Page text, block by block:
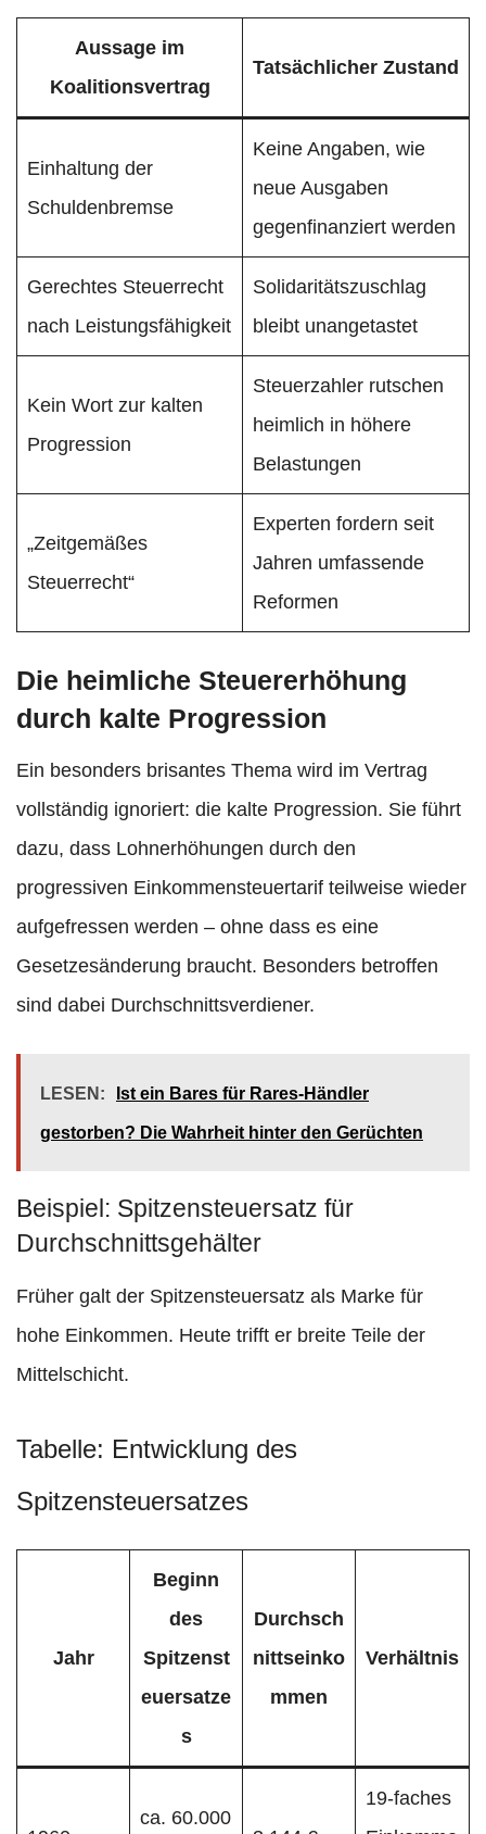
Aussage im
Koalitionsvertrag
Tatsächlicher Zustand
Einhaltung der
Schuldenbremse
Keine Angaben, wie
neue Ausgaben
gegenfinanziert werden
Gerechtes Steuerrecht
nach Leistungsfähigkeit
Solidaritätszuschlag
bleibt unangetastet
Kein Wort zur kalten
Progression
Steuerzahler rutschen
heimlich in höhere
Belastungen
„Zeitgemäßes
Steuerrecht“
Experten fordern seit
Jahren umfassende
Reformen
Die heimliche Steuererhöhung
durch kalte Progression
Ein besonders brisantes Thema wird im Vertrag
vollständig ignoriert: die kalte Progression. Sie führt
dazu, dass Lohnerhöhungen durch den
progressiven Einkommensteuertarif teilweise wieder
aufgefressen werden – ohne dass es eine
Gesetzesänderung braucht. Besonders betroffen
sind dabei Durchschnittsverdiener.
LESEN: Ist ein Bares für Rares-Händler
gestorben? Die Wahrheit hinter den Gerüchten
Beispiel: Spitzensteuersatz für
Durchschnittsgehälter
Früher galt der Spitzensteuersatz als Marke für
hohe Einkommen. Heute trifft er breite Teile der
Mittelschicht.
Tabelle: Entwicklung des
Spitzensteuersatzes
Jahr
Beginn
des
Spitzenst
euersatze
s
Durchsch
nittseinko
mmen
Verhältnis
ca. 60.000
19-faches